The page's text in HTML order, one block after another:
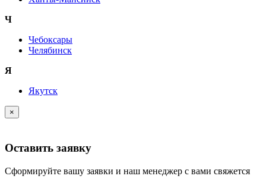
Ч
Чебоксары
Челябинск
Я
Якутск
×
Оставить заявку
Сформируйте вашу заявки и наш менеджер с вами свяжется